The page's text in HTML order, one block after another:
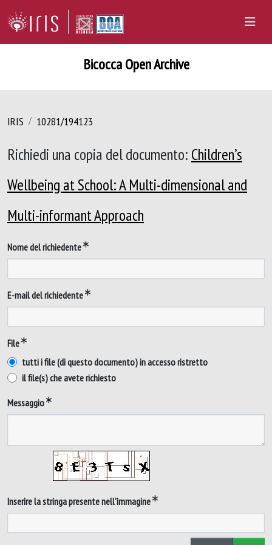
Bicocca Open Archive
IRIS 10281/194123
Richiedi una copia del documento: Children’s
Wellbeing at School: A Multi-dimensional and
Multi-informant Approach
Nome del richiedente
E-mail del richiedente
File
tutti i file (di questo documento) in accesso ristretto
il file(s) che avete richiesto
Messaggio
Inserire la stringa presente nell'immagine